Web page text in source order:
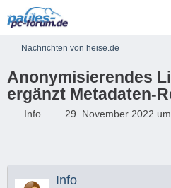
Nachrichten von heise.de
Anonymisierendes
ergänzt Metadaten-
Info 29. November 2022
Info